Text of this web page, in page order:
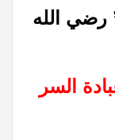
الله
السر